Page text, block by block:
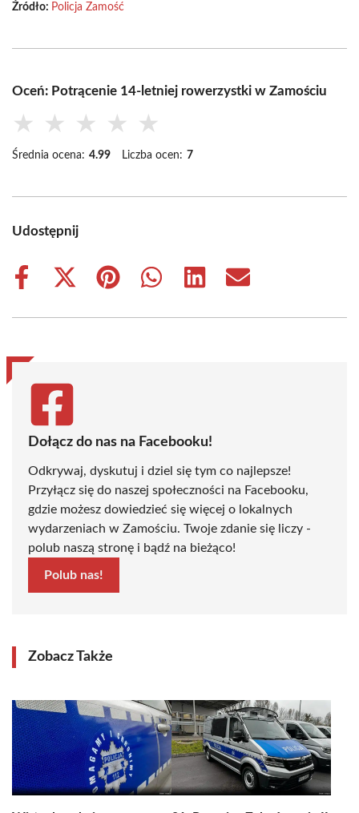
Źródło: Policja Zamość
Oceń: Potrącenie 14-letniej rowerzystki w Zamościu
★ ★ ★ ★ ★
Średnia ocena: 4.99 Liczba ocen: 7
Udostępnij
Share
Share
(Twitter)
Share
Share
Share
Share
Dołącz do nas na Facebooku!
Odkrywaj, dyskutuj i dziel się tym co najlepsze!
Przyłącz się do naszej społeczności na Facebooku,
gdzie możesz dowiedzieć się więcej o lokalnych
wydarzeniach w Zamościu. Twoje zdanie się liczy -
polub naszą stronę i bądź na bieżąco!
Polub nas!
Zobacz Także